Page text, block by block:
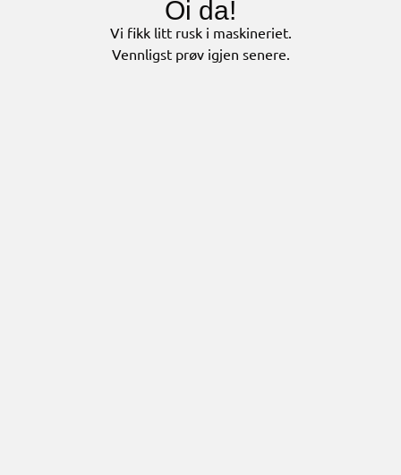
Oi da!
Vi fikk litt rusk i maskineriet.
Vennligst prøv igjen senere.